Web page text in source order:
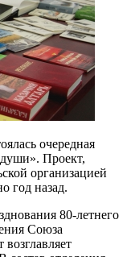
очередная
души». Проект,
организацией
год назад.
80-летнего
Союза